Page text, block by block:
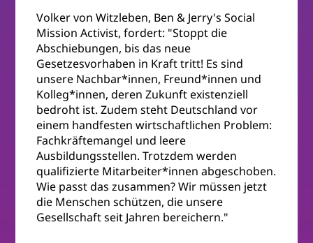
Volker von Witzleben, Ben & Jerry's Social
Mission Activist, fordert: "Stoppt die
Abschiebungen, bis das neue
Gesetzesvorhaben in Kraft tritt! Es sind
unsere Nachbar*innen, Freund*innen und
Kolleg*innen, deren Zukunft existenziell
bedroht ist. Zudem steht Deutschland vor
einem handfesten wirtschaftlichen Problem:
Fachkräftemangel und leere
Ausbildungsstellen. Trotzdem werden
qualifizierte Mitarbeiter*innen abgeschoben.
Wie passt das zusammen? Wir müssen jetzt
die Menschen schützen, die unsere
Gesellschaft seit Jahren bereichern."